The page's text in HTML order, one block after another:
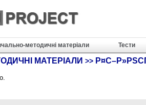
методичні матеріали Тести
МАТЕРІАЛИ >>